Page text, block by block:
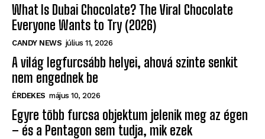
What Is Dubai Chocolate? The Viral Chocolate
Everyone Wants to Try (2026)
CANDY NEWS július 11, 2026
A világ legfurcsább helyei, ahová szinte senkit
nem engednek be
ÉRDEKES május 10, 2026
Egyre több furcsa objektum jelenik meg az égen
– és a Pentagon sem tudja, mik ezek